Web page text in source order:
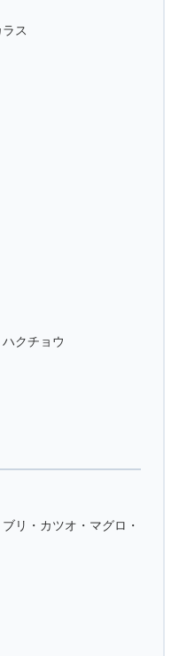
ス
クチョウ
リ・カツオ・マグロ・